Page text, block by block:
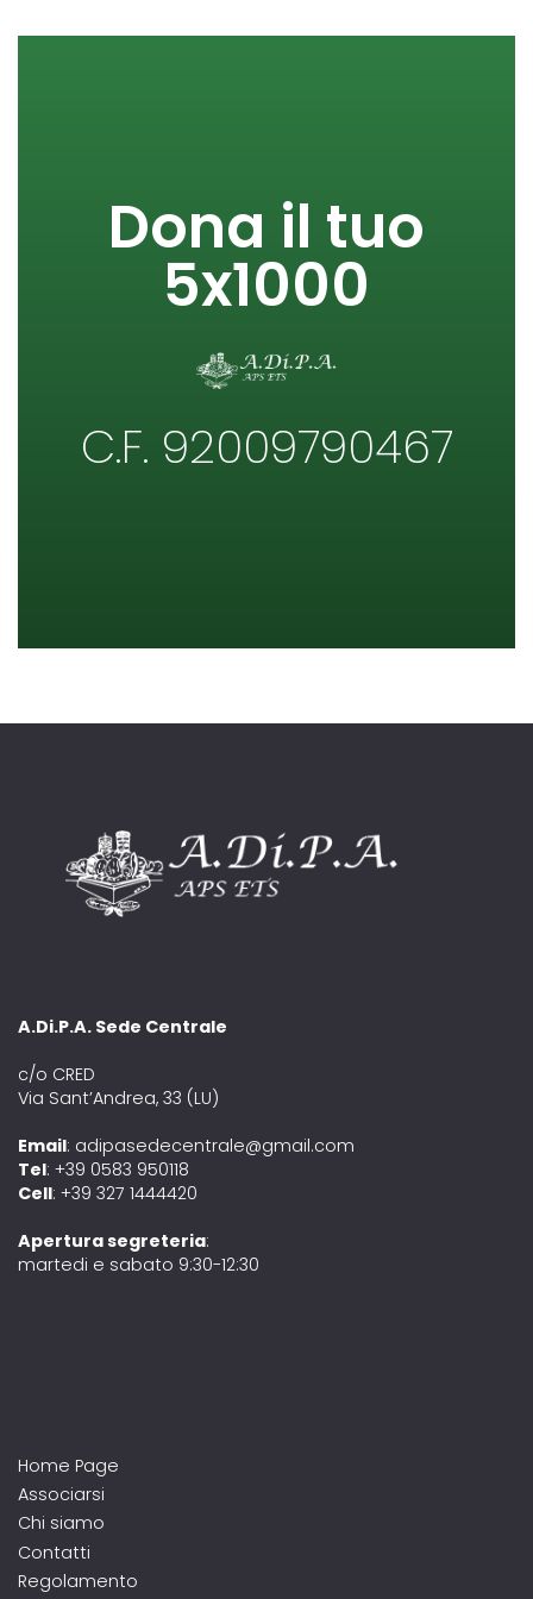
Dona il tuo
5x1000
C.F. 92009790467
A.Di.P.A. Sede Centrale
c/o CRED
Via Sant’Andrea, 33 (LU)
Email: adipasedecentrale@gmail.com
Tel: +39 0583 950118
Cell: +39 327 1444420
Apertura segreteria:
martedi e sabato 9:30-12:30
Home Page
Associarsi
Chi siamo
Contatti
Regolamento